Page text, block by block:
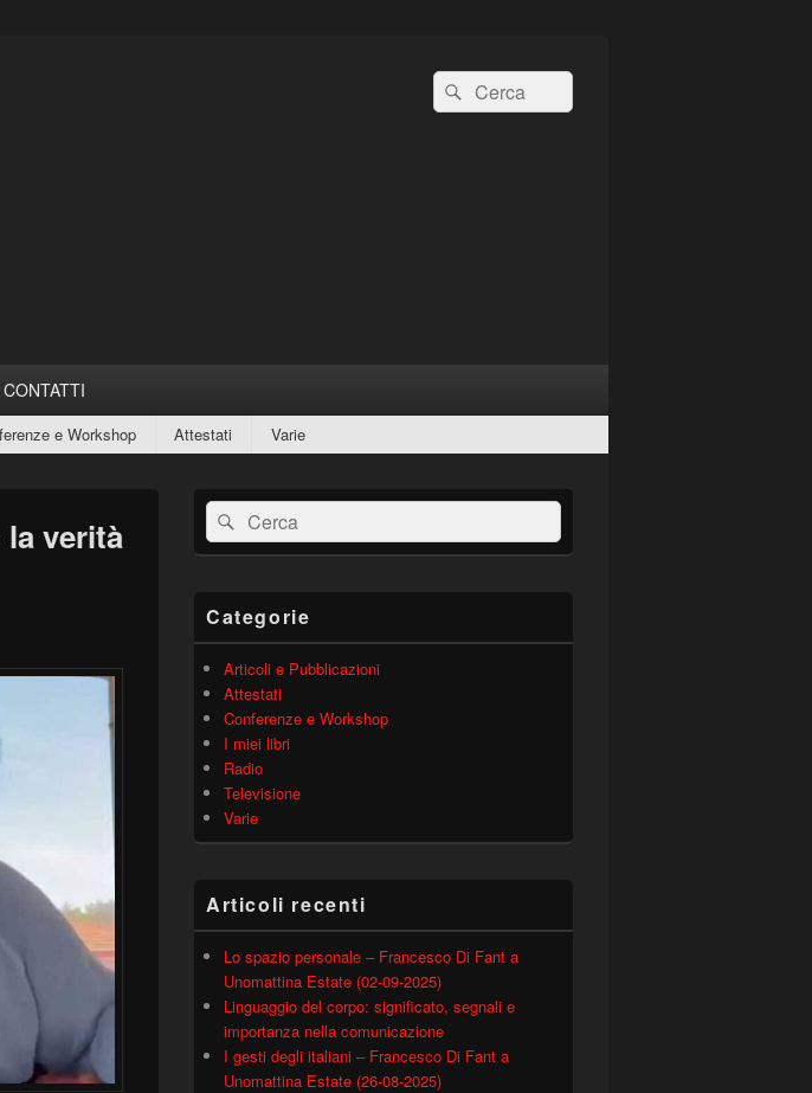
Cerca:Cerca
e Workshop Attestati Varie
la verità
Area
widget
barra
laterale
Cerca:Cerca
Categorie
Articoli e Pubblicazioni
Attestati
Conferenze e Workshop
I miei libri
Radio
Televisione
Varie
Articoli recenti
Lo spazio personale – Francesco Di Fant a
Unomattina Estate (02-09-2025)
Linguaggio del corpo: significato, segnali e
importanza nella comunicazione
I gesti degli italiani – Francesco Di Fant a
Unomattina Estate (26-08-2025)